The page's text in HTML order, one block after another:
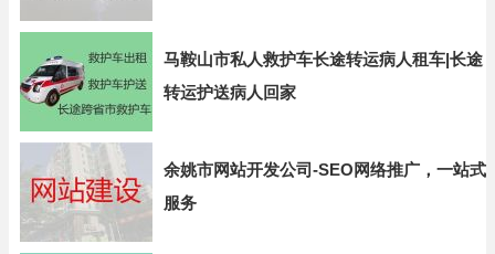
马鞍山市私人救护车长途转运病人租车|长途
转运护送病人回家
余姚市网站开发公司-SEO网络推广，一站式
服务